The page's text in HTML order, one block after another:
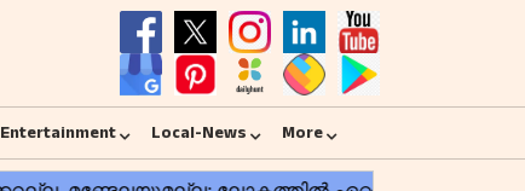
Entertainment Local-News More